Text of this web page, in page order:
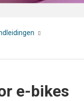
e-bikes